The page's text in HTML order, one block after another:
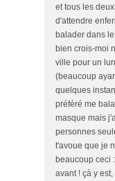
et tous les
d'attendre
balader dans
bien crois-moi
ville pour un
(beaucoup
quelques
préféré me
masque mais
personnes
t'avoue que je
beaucoup ceci
avant ! çà y